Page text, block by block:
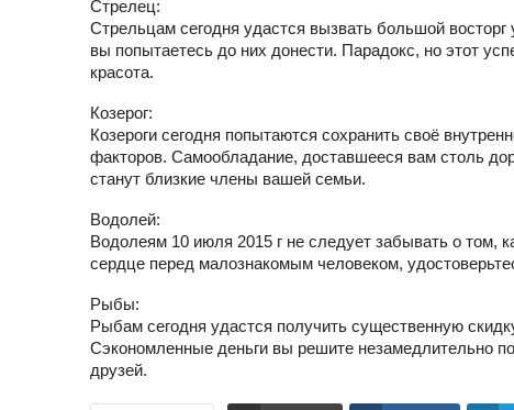
Стрелец:
Стрельцам сегодня удастся вызвать большой
вы попытаетесь до них донести. Парадокс, но этот
красота.
Козерог:
Козероги сегодня попытаются сохранить своё
факторов. Самообладание, доставшееся вам столь
станут близкие члены вашей семьи.
Водолей:
Водолеям 10 июля 2015 г не следует забывать о том,
сердце перед малознакомым человеком,
Рыбы:
Рыбам сегодня удастся получить существенную
Сэкономленные деньги вы решите незамедлительно
друзей.